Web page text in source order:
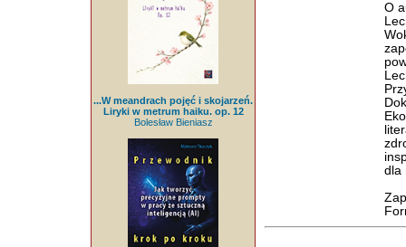
...W meandrach pojęć i skojarzeń.
Liryki w metrum haiku. op. 12
Bolesław Bieniasz
O
dla